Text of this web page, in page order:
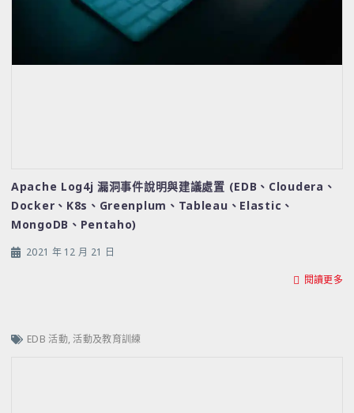
Apache Log4j 漏洞事件說明與建議處置 (EDB、Cloudera、
Docker、K8s、Greenplum、Tableau、Elastic、
MongoDB、Pentaho)
2021 年 12 月 21 日
閱讀更多
EDB 活動,活動及教育訓練